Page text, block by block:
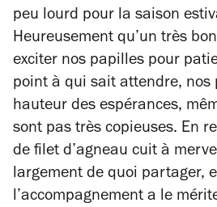
peu lourd pour la saison
Heureusement qu’un très
exciter nos papilles pour
point à qui sait attendre, nos
hauteur des espérances,
sont pas très copieuses. En
de filet d’agneau cuit à
largement de quoi partager,
l’accompagnement a le